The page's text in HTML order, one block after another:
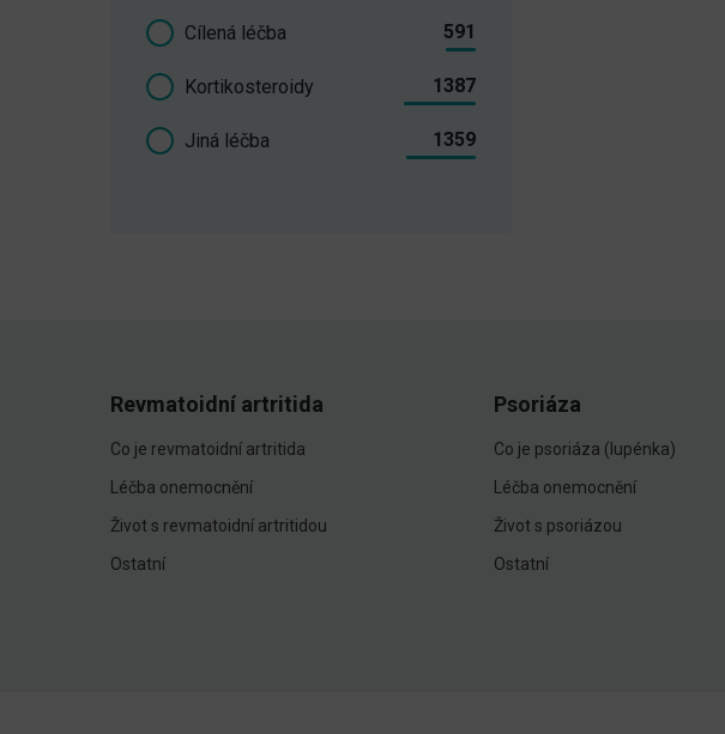
Cílená léčba 591
Kortikosteroidy 1387
Jiná léčba 1359
Revmatoidní artritida
Co je revmatoidní artritida
Léčba onemocnění
Život s revmatoidní artritidou
Ostatní
Psoriáza
Co je psoriáza (lupénka)
Léčba onemocnění
Život s psoriázou
Ostatní